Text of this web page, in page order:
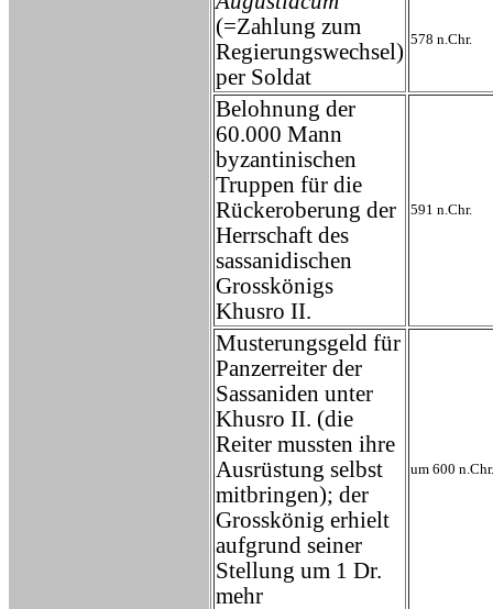
(=Zahlung zum
Regierungswechsel)
per Soldat
578 n.Chr.
Belohnung der
60.000 Mann
byzantinischen
Truppen für die
Rückeroberung der
Herrschaft des
sassanidischen
Grosskönigs
Khusro II.
591 n.Chr.
Musterungsgeld für
Panzerreiter der
Sassaniden unter
Khusro II. (die
Reiter mussten ihre
Ausrüstung selbst
mitbringen); der
Grosskönig erhielt
aufgrund seiner
Stellung um 1 Dr.
mehr
um 600 n.Chr.